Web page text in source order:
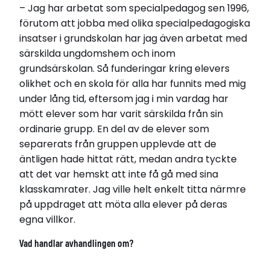
– Jag har arbetat som specialpedagog sen 1996,
förutom att jobba med olika specialpedagogiska
insatser i grundskolan har jag även arbetat med
särskilda ungdomshem och inom
grundsärskolan. Så funderingar kring elevers
olikhet och en skola för alla har funnits med mig
under lång tid, eftersom jag i min vardag har
mött elever som har varit särskilda från sin
ordinarie grupp. En del av de elever som
separerats från gruppen upplevde att de
äntligen hade hittat rätt, medan andra tyckte
att det var hemskt att inte få gå med sina
klasskamrater. Jag ville helt enkelt titta närmre
på uppdraget att möta alla elever på deras
egna villkor.
Vad handlar avhandlingen om?